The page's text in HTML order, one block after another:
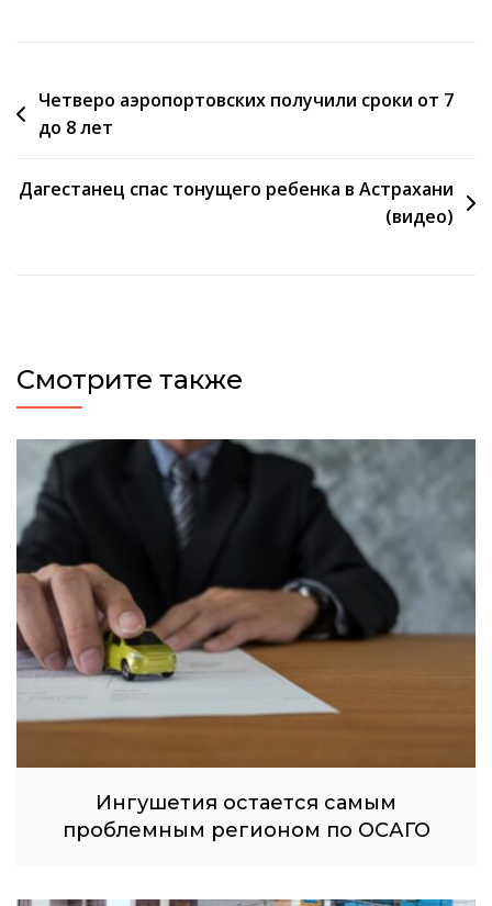
Навигация
по
Четверо аэропортовских получили сроки от 7
до 8 лет
Дагестанец спас тонущего ребенка в Астрахани
(видео)
Смотрите также
Ингушетия остается самым
проблемным регионом по ОСАГО